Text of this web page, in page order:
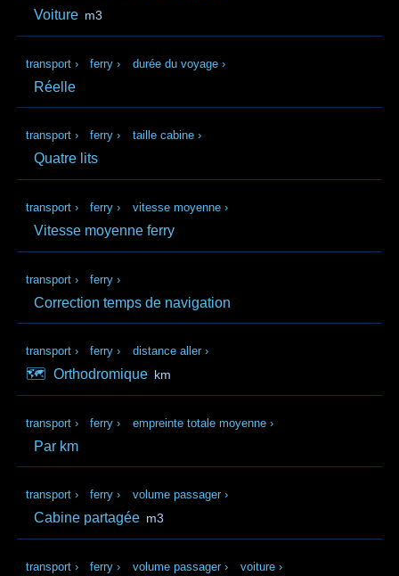
Voiture m3
transport › ferry › durée du voyage ›
Réelle
transport › ferry › taille cabine ›
Quatre lits
transport › ferry › vitesse moyenne ›
Vitesse moyenne ferry
transport › ferry ›
Correction temps de navigation
transport › ferry › distance aller ›
🗺️ Orthodromique km
transport › ferry › empreinte totale moyenne ›
Par km
transport › ferry › volume passager ›
Cabine partagée m3
transport › ferry › volume passager › voiture ›